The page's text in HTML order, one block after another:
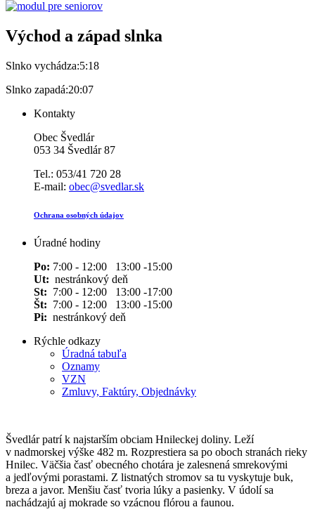
Východ a západ slnka
Slnko vychádza:5:18
Slnko zapadá:20:07
Kontakty
Obec Švedlár
053 34 Švedlár 87
Tel.: 053/41 720 28
E-mail: obec@svedlar.sk
Ochrana osobných údajov
Úradné hodiny
Po: 7:00 - 12:00 13:00 -15:00
Ut: nestránkový deň
St: 7:00 - 12:00 13:00 -17:00
Št: 7:00 - 12:00 13:00 -15:00
Pi: nestránkový deň
Rýchle odkazy
Úradná tabuľa
Oznamy
VZN
Zmluvy, Faktúry, Objednávky
Švedlár patrí k najstarším obciam Hnileckej doliny. Leží
v nadmorskej výške 482 m. Rozprestiera sa po oboch stranách rieky
Hnilec. Väčšia časť obecného chotára je zalesnená smrekovými
a jedľovými porastami. Z listnatých stromov sa tu vyskytuje buk,
breza a javor. Menšiu časť tvoria lúky a pasienky. V údolí sa
nachádzajú aj mokrade so vzácnou flórou a faunou.